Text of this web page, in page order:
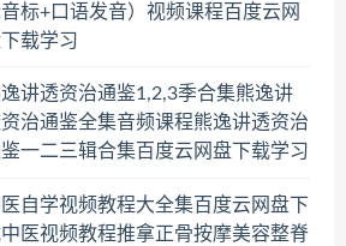
音标+口语发音）视频课程百度云网
载学习
讲透资治通鉴1,2,3季合集熊逸讲
治通鉴全集音频课程熊逸讲透资治
一二三辑合集百度云网盘下载学习
自学视频教程大全集百度云网盘下
医视频教程推拿正骨按摩美容整脊